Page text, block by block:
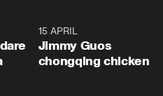
15 APRIL
Jimmy Guos
chongqing chicken